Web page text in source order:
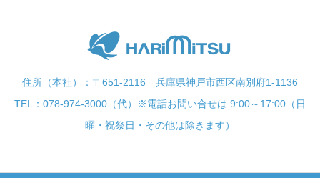
住所（本社）：〒651-2116 兵庫県神戸市西区南別府1-1136
TEL：078-974-3000（代）※電話お問い合せは 9:00～17:00（日
曜・祝祭日・その他は除きます）